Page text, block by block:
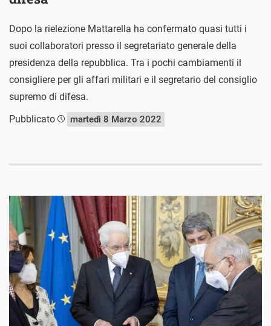
Dopo la rielezione Mattarella ha confermato quasi tutti i
suoi collaboratori presso il segretariato generale della
presidenza della repubblica. Tra i pochi cambiamenti il
consigliere per gli affari militari e il segretario del consiglio
supremo di difesa.
Pubblicato
martedì 8 Marzo 2022